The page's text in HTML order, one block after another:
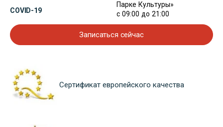
COVID-19
Парке Культуры»
с 09:00 до 21:00
Записаться сейчас
Сертификат европейского качества